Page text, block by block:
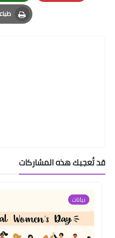
Pinterest
Print
قد تُعجبك هذه المشاركات
بيانات